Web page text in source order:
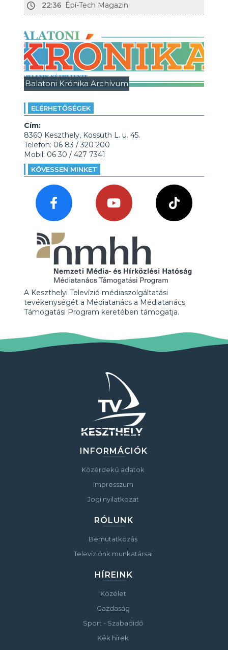
22:36 Épí-Tech Magazin
Balatoni Krónika Archívum
ELÉRHETŐSÉGEK
Cím:
8360 Keszthely, Kossuth L. u. 45.
Telefon: 06 83 / 320 200
Mobil: 06 30 / 427 7341
KÖVESSEN MINKET
A Keszthelyi Televízió médiaszolgáltatási
tevékenységét a Médiatanács a Médiatanács
Támogatási Program keretében támogatja.
INFORMÁCIÓK
Közérdekű adatok
Impresszum
Jogi nyilatkozat
RÓLUNK
Bemutatkozás
Televíziónk munkatársai
HÍREINK
Közélet
Gazdaság
Sport - Szabadidő
Kék hírek